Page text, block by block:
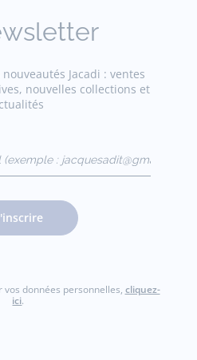
Jacadi : ventes
nouvelles collections et
données personnelles, cliquez-
ici.